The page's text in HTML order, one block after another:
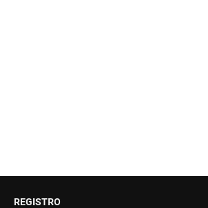
REGISTRO